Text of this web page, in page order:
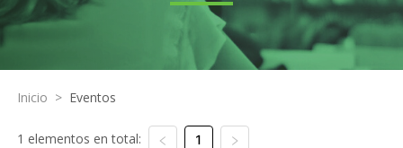
Inicio > Eventos
1 elementos en total: 1